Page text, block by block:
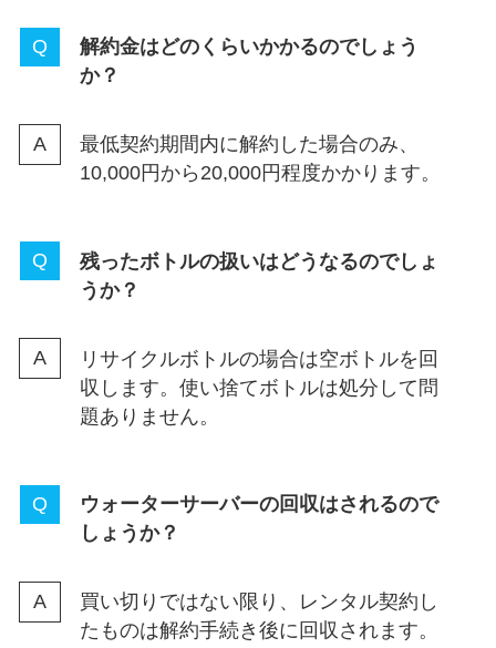
解約金はどのくらいかかるのでしょう
か？
最低契約期間内に解約した場合のみ、
10,000円から20,000円程度かかります。
残ったボトルの扱いはどうなるのでしょ
うか？
リサイクルボトルの場合は空ボトルを回
収します。使い捨てボトルは処分して問
題ありません。
ウォーターサーバーの回収はされるので
しょうか？
買い切りではない限り、レンタル契約し
たものは解約手続き後に回収されます。